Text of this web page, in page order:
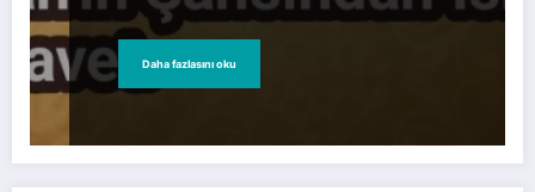
Daha fazlasını oku